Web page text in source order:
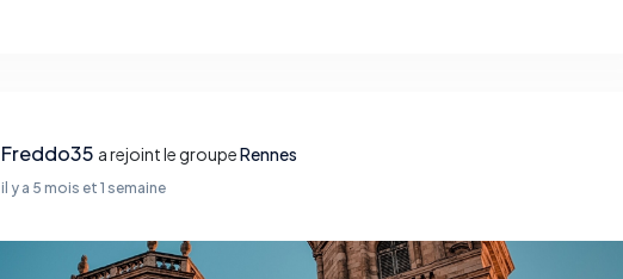
Freddo35 a rejoint le groupeRennes
il y a 5 mois et 1 semaine